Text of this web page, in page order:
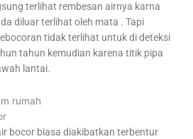
terlihat rembesan airnya karna
diluar terlihat oleh mata . Tapi
tidak terlihat untuk di deteksi
tahun kemudian karena titik pipa
lantai.
rumah
bocor biasa diakibatkan terbentur